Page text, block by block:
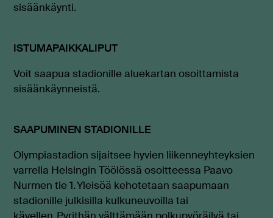
sisäänkäynti.
ISTUMAPAIKKALIPUT
Voit saapua stadionille aluekartan osoittamista
sisäänkäynneistä.
SAAPUMINEN STADIONILLE
Olympiastadion sijaitsee hyvien liikenneyhteyksien
varrella Helsingin Töölössä osoitteessa Paavo
Nurmen tie 1. Yleisöä kehotetaan saapumaan
stadionille julkisilla kulkuneuvoilla tai